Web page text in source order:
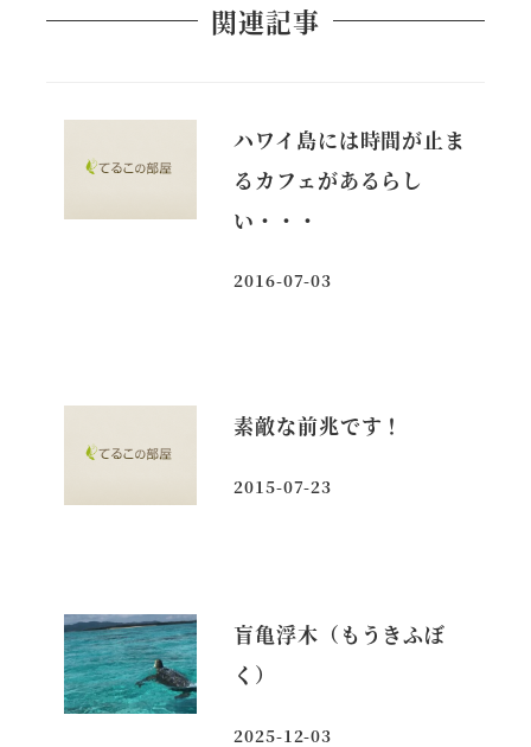
関連記事
ハワイ島には時間が止ま
るカフェがあるらし
い・・・
投稿日
2016-07-03
素敵な前兆です！
投稿日
2015-07-23
盲亀浮木（もうきふぼ
く）
2025-12-03